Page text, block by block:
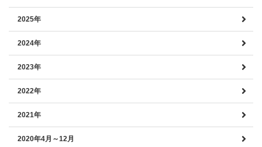
2025年
2024年
2023年
2022年
2021年
2020年4月～12月